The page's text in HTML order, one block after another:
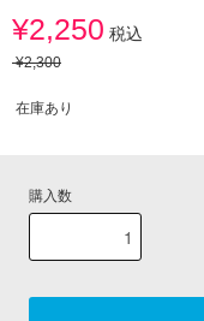
¥2,250 税込
¥2,300
在庫あり
購入数